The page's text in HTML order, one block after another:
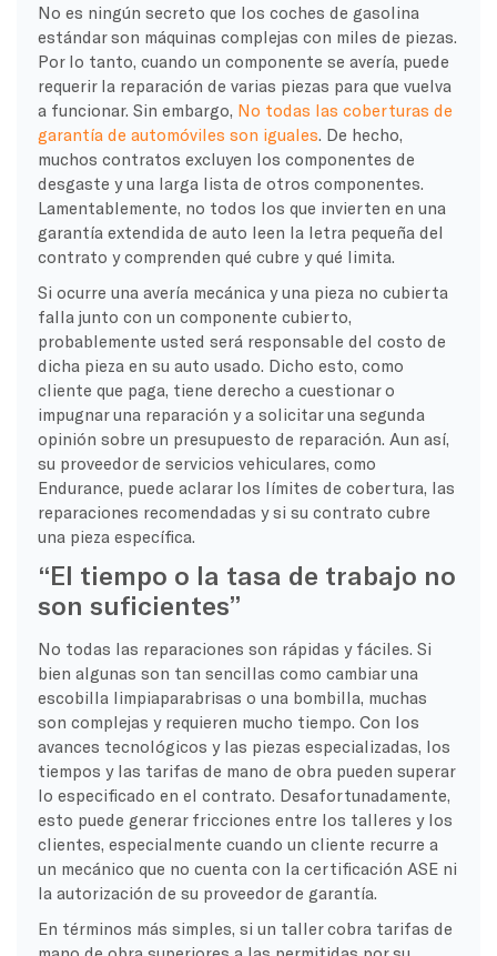
No es ningún secreto que los coches de gasolina
estándar son máquinas complejas con miles de piezas.
Por lo tanto, cuando un componente se avería, puede
requerir la reparación de varias piezas para que vuelva
a funcionar. Sin embargo, No todas las coberturas de
garantía de automóviles son iguales . De hecho,
muchos contratos excluyen los componentes de
desgaste y una larga lista de otros componentes.
Lamentablemente, no todos los que invierten en una
garantía extendida de auto leen la letra pequeña del
contrato y comprenden qué cubre y qué limita.
Si ocurre una avería mecánica y una pieza no cubierta
falla junto con un componente cubierto,
probablemente usted será responsable del costo de
dicha pieza en su auto usado. Dicho esto, como
cliente que paga, tiene derecho a cuestionar o
impugnar una reparación y a solicitar una segunda
opinión sobre un presupuesto de reparación. Aun así,
su proveedor de servicios vehiculares, como
Endurance, puede aclarar los límites de cobertura, las
reparaciones recomendadas y si su contrato cubre
una pieza específica.
“El tiempo o la tasa de trabajo no
son suficientes”
No todas las reparaciones son rápidas y fáciles. Si
bien algunas son tan sencillas como cambiar una
escobilla limpiaparabrisas o una bombilla, muchas
son complejas y requieren mucho tiempo. Con los
avances tecnológicos y las piezas especializadas, los
tiempos y las tarifas de mano de obra pueden superar
lo especificado en el contrato. Desafortunadamente,
esto puede generar fricciones entre los talleres y los
clientes, especialmente cuando un cliente recurre a
un mecánico que no cuenta con la certificación ASE ni
la autorización de su proveedor de garantía.
En términos más simples, si un taller cobra tarifas de